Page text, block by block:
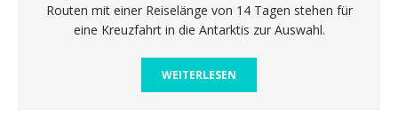
Routen mit einer Reiselänge von 14 Tagen stehen für
eine Kreuzfahrt in die Antarktis zur Auswahl.
WEITERLESEN